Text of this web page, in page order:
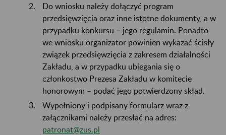
Do wniosku należy dołączyć program
przedsięwzięcia oraz inne istotne dokumenty, a w
przypadku konkursu – jego regulamin. Ponadto
we wniosku organizator powinien wykazać ścisły
związek przedsięwzięcia z zakresem działalności
Zakładu, a w przypadku ubiegania się o
członkostwo Prezesa Zakładu w komitecie
honorowym – podać jego potwierdzony skład.
Wypełniony i podpisany formularz wraz z
załącznikami należy przesłać na adres:
patronat@zus.pl